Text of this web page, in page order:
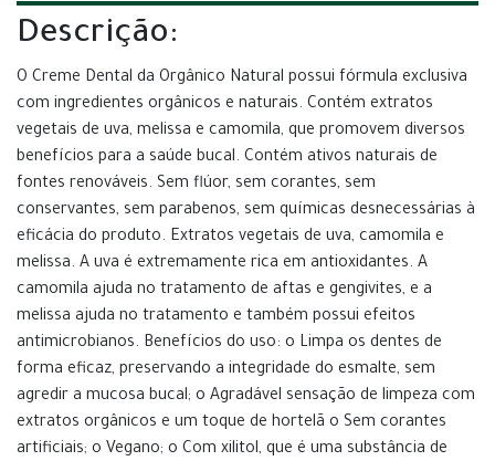
Descrição:
O Creme Dental da Orgânico Natural possui fórmula exclusiva
com ingredientes orgânicos e naturais. Contém extratos
vegetais de uva, melissa e camomila, que promovem diversos
benefícios para a saúde bucal. Contém ativos naturais de
fontes renováveis. Sem flúor, sem corantes, sem
conservantes, sem parabenos, sem químicas desnecessárias à
eficácia do produto. Extratos vegetais de uva, camomila e
melissa. A uva é extremamente rica em antioxidantes. A
camomila ajuda no tratamento de aftas e gengivites, e a
melissa ajuda no tratamento e também possui efeitos
antimicrobianos. Benefícios do uso: o Limpa os dentes de
forma eficaz, preservando a integridade do esmalte, sem
agredir a mucosa bucal; o Agradável sensação de limpeza com
extratos orgânicos e um toque de hortelã o Sem corantes
artificiais; o Vegano; o Com xilitol, que é uma substância de